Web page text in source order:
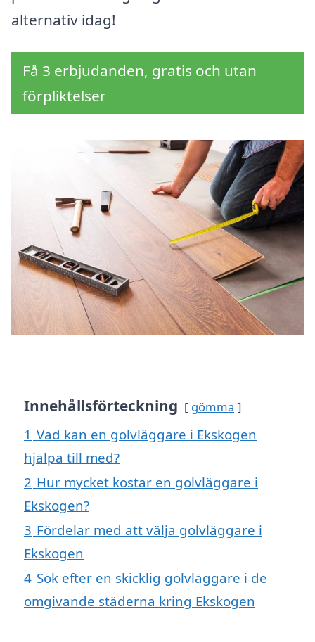
alternativ idag!
Få 3 erbjudanden, gratis och utan
förpliktelser
Innehållsförteckning gömma
1 Vad kan en golvläggare i Ekskogen
hjälpa till med?
2 Hur mycket kostar en golvläggare i
Ekskogen?
3 Fördelar med att välja golvläggare i
Ekskogen
4 Sök efter en skicklig golvläggare i de
omgivande städerna kring Ekskogen